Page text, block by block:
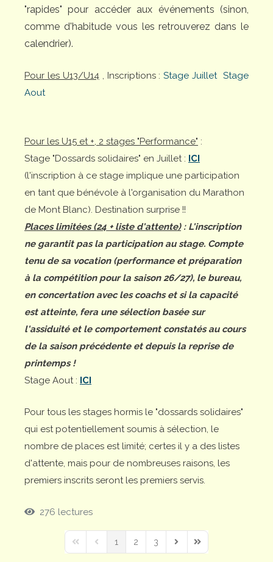
"rapides" pour accéder aux événements (sinon,
comme d'habitude vous les retrouverez dans le
calendrier).
Pour les U13/U14, Inscriptions :Stage Juillet Stage
Aout
Pour les U15 et +, 2 stages "Performance" :
Stage "Dossards solidaires" en Juillet : ICI
(l'inscription à ce stage implique une participation
en tant que bénévole à l'organisation du Marathon
de Mont Blanc). Destination surprise !!
Places limitées (24 + liste d'attente): L'inscription
ne garantit pas la participation au stage. Compte
tenu de sa vocation (performance et préparation
à la compétition pour la saison 26/27), le bureau,
en concertation avec les coachs et si la capacité
est atteinte, fera une sélection basée sur
l'assiduité et le comportement constatés au cours
de la saison précédente et depuis la reprise de
printemps !
Stage Aout : ICI
Pour tous les stages hormis le "dossards solidaires"
qui est potentiellement soumis à sélection, le
nombre de places est limité; certes il y a des listes
d'attente, mais pour de nombreuses raisons, les
premiers inscrits seront les premiers servis.
276 lectures
First PagePrevious Page
1 2 3
Next PageLast Page